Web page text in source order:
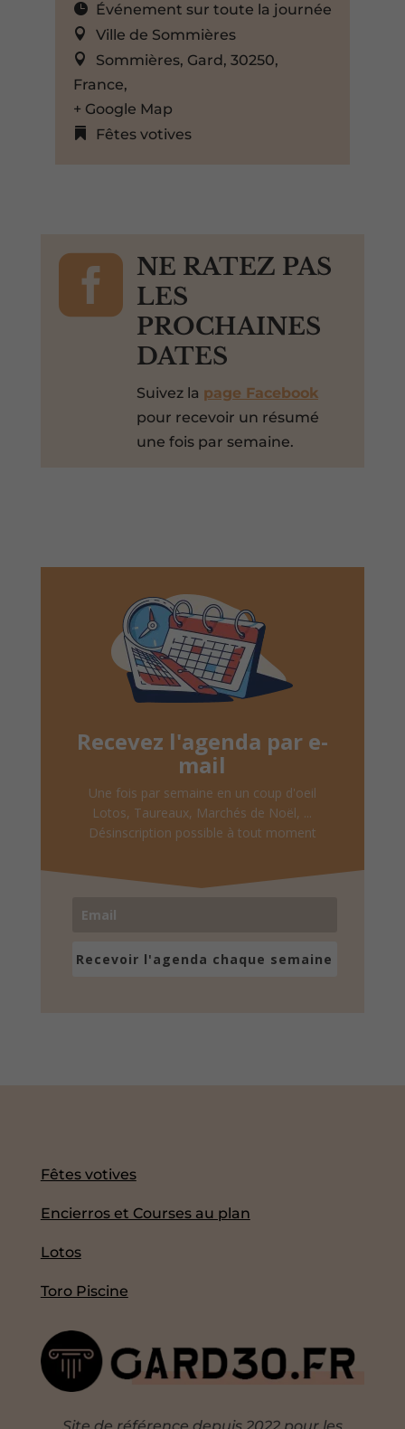
Événement sur toute la journée
Ville de Sommières
Sommières, Gard, 30250,
France,
+ Google Map
Fêtes votives

NE RATEZ PAS
LES
PROCHAINES
DATES
Suivez la page Facebook
pour recevoir un résumé
une fois par semaine.
Recevez l'agenda par e-
mail
Une fois par semaine en un coup d'oeil
Lotos, Taureaux, Marchés de Noël, ...
Désinscription possible à tout moment
Recevoir l'agenda chaque semaine
Fêtes votives
Encierros et Courses au plan
Lotos
Toro Piscine
Site de référence depuis 2022 pour les